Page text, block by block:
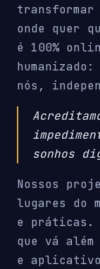
transformar
onde quer
é 100%
nós,
sonhos
Nossos
lugares do
e práticas.
que vá
e